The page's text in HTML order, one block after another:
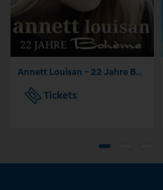
Annett Louisan - 22 Jahre Bohème - Das Jubiläumskonzert
Tickets